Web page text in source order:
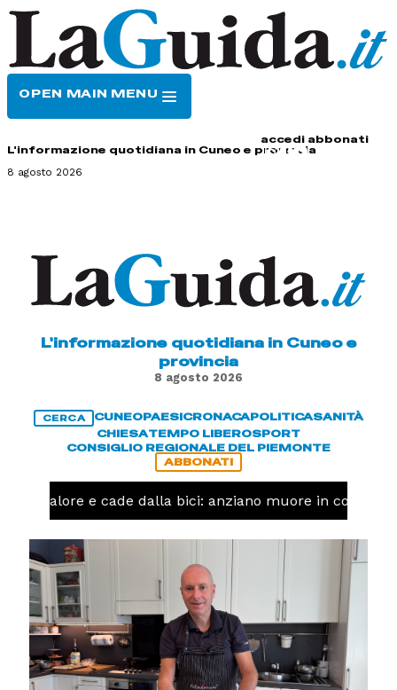
OPEN MAIN MENU
accedi abbonati
L'informazione quotidiana in Cuneo e provincia
8 agosto 2026
L'informazione quotidiana in Cuneo e
provincia
8 agosto 2026
CERCA CUNEOPAESICRONACAPOLITICASANITÀ
CHIESATEMPO LIBEROSPORT
CONSIGLIO REGIONALE DEL PIEMONTE
ABBONATI
malore e cade dalla bici: anziano muore in corso